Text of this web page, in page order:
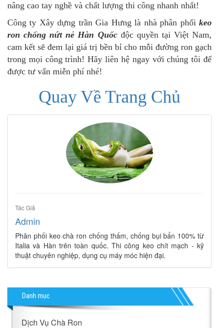
nâng cao tay nghề và chất lượng thi công nhanh nhất!
Công ty Xây dựng trần Gia Hưng là nhà phân phối keo
ron chống nứt nẻ Hàn Quốcđộc quyền tại Việt Nam,
cam kết sẽ đem lại giá trị bền bỉ cho mỗi đường ron gạch
trong mọi công trình! Hãy liên hệ ngay với chúng tôi để
được tư vấn miễn phí nhé!
Quay Về Trang Chủ
Tác Giả
Admin
Phân phối keo chà ron chống thấm, chống bụi bẩn 100% từ
Italia và Hàn trên toàn quốc. Thi công keo chít mạch - kỹ
thuật chuyên nghiệp, dụng cụ máy móc hiện đại.
Danh mục
Dịch Vụ Chà Ron